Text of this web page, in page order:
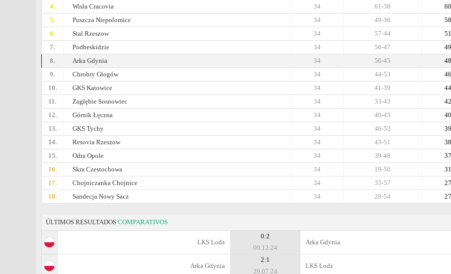
4.
Wisla Cracovia 60
61-38
34
5.
Puszcza Niepolomice 58
49-36
34
6.
Stal Rzeszow 51
57-44
34
7.
Podbeskidzie 49
56-47
34
8.
Arka Gdynia 48
56-45
34
9.
Chrobry Głogów 46
44-53
34
10.
GKS Katowice 44
41-39
34
11.
Zagłębie Sosnowiec 42
33-43
34
12.
Górnik Łęczna 40
40-45
34
13.
GKS Tychy 39
46-52
34
14.
Resovia Rzeszow 38
43-51
34
15.
Odra Opole 37
39-48
34
16.
Skra Czestochowa 31
19-50
34
17.
Chojniczanka Chojnice 27
35-57
34
18.
Sandecja Nowy Sacz 27
28-54
34
ÚLTIMOS RESULTADOS COMPARATIVOS
LKS Lodz
0:2
09.12.24
Arka Gdynia
Arka Gdynia
2:1
29.07.24
LKS Lodz